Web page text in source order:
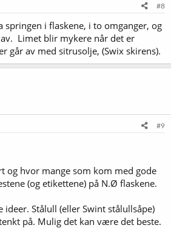
#8
springen i flaskene, i to omganger, og
Limet blir mykere når det er
går av med sitrusolje, (Swix skirens).
#9
og hvor mange som kom med gode
(og etikettene) på N.Ø flaskene.
ideer. Stålull (eller Swint stålullsåpe)
på. Mulig det kan være det beste.